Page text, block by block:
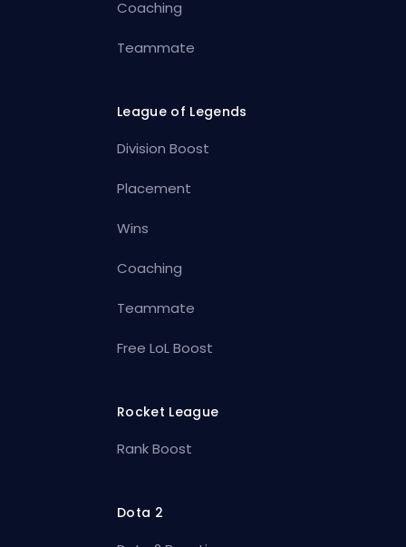
Coaching
Teammate
League of Legends
Division Boost
Placement
Wins
Coaching
Teammate
Free LoL Boost
Rocket League
Rank Boost
Dota 2